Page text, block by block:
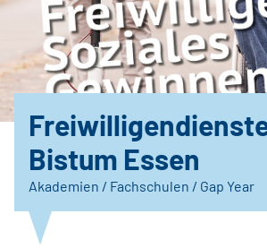
Bistum Essen
Akademien / Fachschulen / Gap Year